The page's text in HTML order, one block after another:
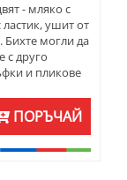
- мляко с
ушит от
Бихте могли да
с друго
и пликове
синьо.
носи
без ръбове.
ПОРЪЧАЙ